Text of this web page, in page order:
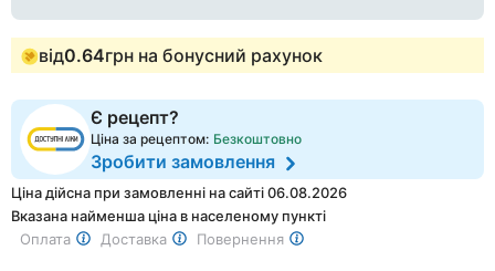
від0.64грн на бонусний рахунок
Є рецепт?
Ціна за рецептом: Безкоштовно
Зробити замовлення
Ціна дійсна при замовленні на сайті 06.08.2026
Вказана найменша ціна в населеному пункті
Оплата
Доставка Повернення